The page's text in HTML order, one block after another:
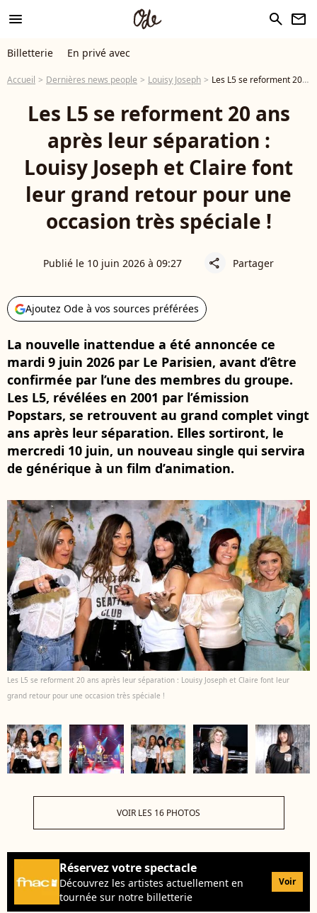
menu search newsletter
Billetterie En privé avec
Accueil Dernières news people Louisy Joseph Les L5 se reforment 20 ans après leur séparation : Louisy Joseph et Claire font leur grand retour pour une occasion très spéciale !
Les L5 se reforment 20 ans
après leur séparation :
Louisy Joseph et Claire font
leur grand retour pour une
occasion très spéciale !
Publié le 10 juin 2026 à 09:27 share Partager
Ajoutez Ode à vos sources préférées
La nouvelle inattendue a été annoncée ce
mardi 9 juin 2026 par Le Parisien, avant d’être
confirmée par l’une des membres du groupe.
Les L5, révélées en 2001 par l’émission
Popstars, se retrouvent au grand complet vingt
ans après leur séparation. Elles sortiront, le
mercredi 10 juin, un nouveau single qui servira
de générique à un film d’animation.
Les L5 se reforment 20 ans après leur séparation : Louisy Joseph et Claire font leur
grand retour pour une occasion très spéciale !
VOIR LES 16 PHOTOS
Réservez votre spectacle
Découvrez les artistes actuellement en
tournée sur notre billetterie
Voir